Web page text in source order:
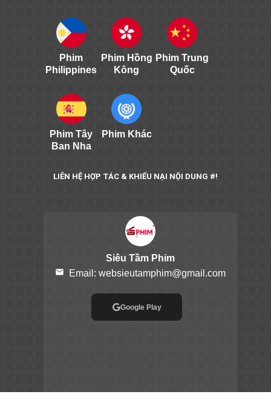
Phim
Philippines
Phim Hồng
Kông
Phim Trung
Quốc
Phim Tây
Ban Nha
Phim Khác
LIÊN HỆ HỢP TÁC & KHIẾU NẠI NỘI DUNG #!
Siêu Tầm Phim
email Email: websieutamphim@gmail.com
Google Play